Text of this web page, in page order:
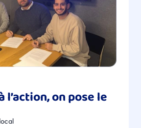
l’action, on pose le